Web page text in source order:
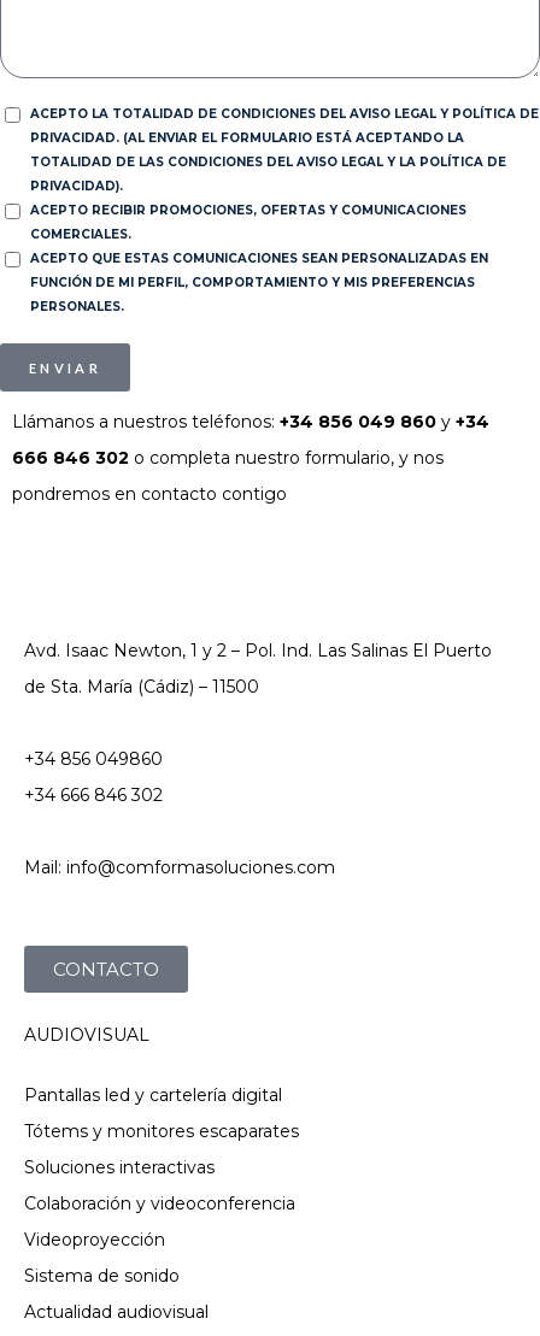
ACEPTO LA TOTALIDAD DE CONDICIONES DEL AVISO LEGAL Y POLÍTICA DE
PRIVACIDAD. (AL ENVIAR EL FORMULARIO ESTÁ ACEPTANDO LA
TOTALIDAD DE LAS CONDICIONES DEL AVISO LEGAL Y LA POLÍTICA DE
PRIVACIDAD).
ACEPTO RECIBIR PROMOCIONES, OFERTAS Y COMUNICACIONES
COMERCIALES.
ACEPTO QUE ESTAS COMUNICACIONES SEAN PERSONALIZADAS EN
FUNCIÓN DE MI PERFIL, COMPORTAMIENTO Y MIS PREFERENCIAS
PERSONALES.
ENVIAR
Llámanos a nuestros teléfonos: +34 856 049 860 y +34
666 846 302 o completa nuestro formulario, y nos
pondremos en contacto contigo
Avd. Isaac Newton, 1 y 2 – Pol. Ind. Las Salinas El Puerto
de Sta. María (Cádiz) – 11500
+34 856 049860
+34 666 846 302
Mail: info@comformasoluciones.com
CONTACTO
AUDIOVISUAL
Pantallas led y cartelería digital
Tótems y monitores escaparates
Soluciones interactivas
Colaboración y videoconferencia
Videoproyección
Sistema de sonido
Actualidad audiovisual